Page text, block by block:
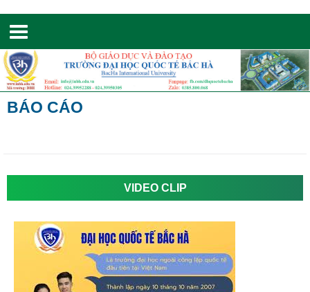
Toggle
navigation
BÁO CÁO
VIDEO CLIP